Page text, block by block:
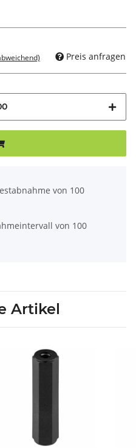
Preis anfragen
von 100
von 100
Artikel